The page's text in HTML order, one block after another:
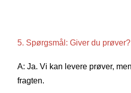
5. Spørgsmål: Giver du prøver?
A: Ja. Vi kan levere prøver,
fragten.